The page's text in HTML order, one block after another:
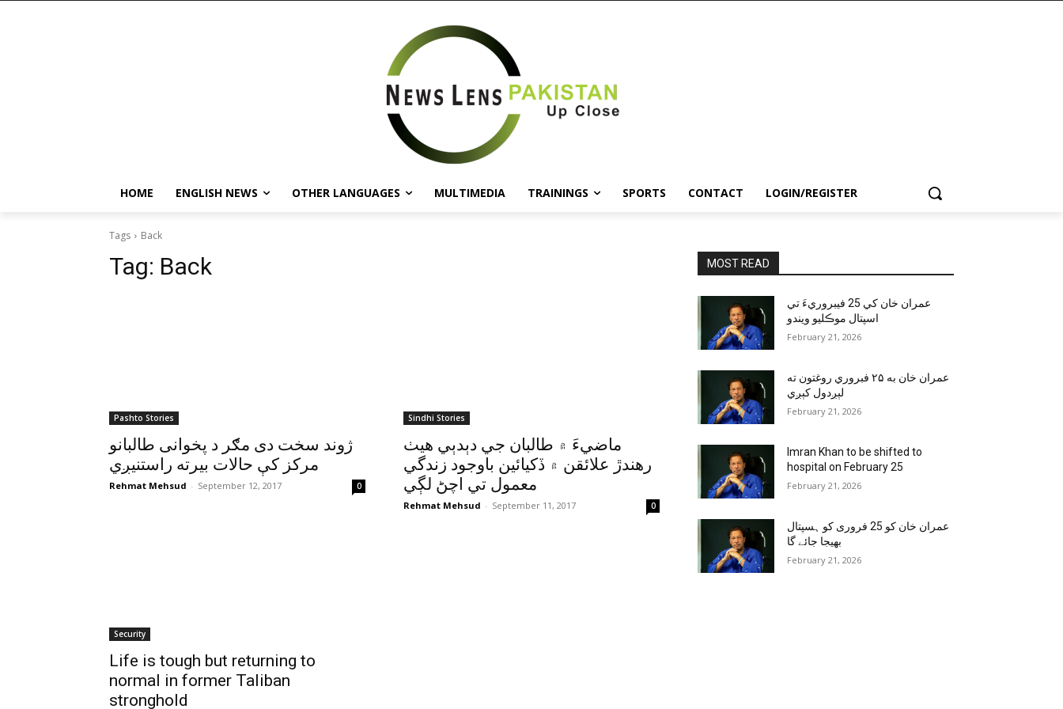
HOME ENGLISH NEWS OTHER LANGUAGES MULTIMEDIA TRAININGS SPORTS CONTACT LOGIN/REGISTER
Tags Back
Tag: Back
Pashto Stories
ژوند سخت دی مګر د پخوانی طالبانو
مرکز کې حالات بيرته راستنيږي
Rehmat Mehsud - September 12, 2017 0
Sindhi Stories
ماضيءَ ۾ طالبان جي دٻدٻي هيٺ
رهندڙ علائقن ۾ ڏکيائين باوجود زندگي
معمول تي اچڻ لڳي
Rehmat Mehsud - September 11, 2017 0
Security
Life is tough but returning to
normal in former Taliban
stronghold
MOST READ
عمران خان کي 25 فيبروريءَ تي
اسپتال موڪليو ويندو
February 21, 2026
عمران خان به ۲۵ فبروري روغتون ته
لېږدول کېږي
February 21, 2026
Imran Khan to be shifted to
hospital on February 25
February 21, 2026
عمران خان کو 25 فروری کو ہسپتال
بھیجا جائے گا
February 21, 2026